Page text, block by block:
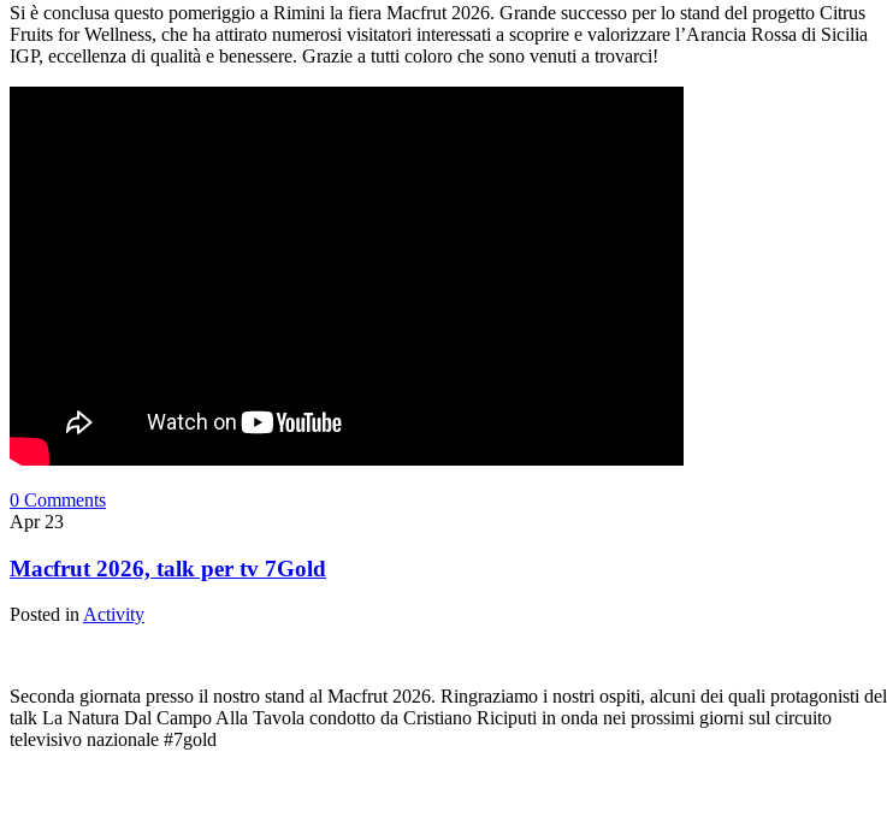
Si è conclusa questo pomeriggio a Rimini la fiera Macfrut 2026. Grande successo per lo stand del progetto Citrus
Fruits for Wellness, che ha attirato numerosi visitatori interessati a scoprire e valorizzare l’Arancia Rossa di Sicilia
IGP, eccellenza di qualità e benessere. Grazie a tutti coloro che sono venuti a trovarci!
0 Comments
Apr 23
Macfrut 2026, talk per tv 7Gold
Posted in Activity
Seconda giornata presso il nostro stand al Macfrut 2026. Ringraziamo i nostri ospiti, alcuni dei quali protagonisti del
talk La Natura Dal Campo Alla Tavola condotto da Cristiano Riciputi in onda nei prossimi giorni sul circuito
televisivo nazionale #7gold